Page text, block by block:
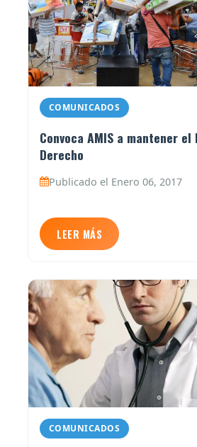
COMUNICADOS
Convoca AMIS a mantener el
Derecho
Publicado el Enero 06, 2017
LEER MÁS
COMUNICADOS